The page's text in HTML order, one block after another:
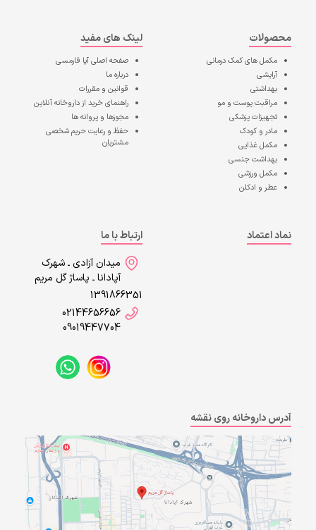
محصولات
مکمل های کمک درمانی
آرایشی
بهداشتی
مراقبت پوست و مو
تجهیزات پزشکی
مادر و کودک
مکمل غذایی
بهداشت جنسی
مکمل ورزشی
عطر و ادکلن
لینک های مفید
صفحه اصلیآپا فارمسی
درباره ما
قوانین و مقررات
راهنمای خرید از داروخانه آنلاین
مجوزها و پروانه ها
حفظ و رعایت حریم شخصی
مشتریان
نماد اعتماد
ارتباط با ما
میدان آزادی ـ شهرک
آپادانا ـ پاساژ گل مریم
1391866351
02144656656
09019447704
آدرس داروخانه روی نقشه